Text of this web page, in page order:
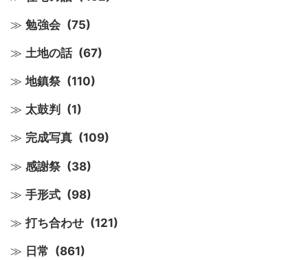
勉強会 (75)
土地の話 (67)
地鎮祭 (110)
太鼓判 (1)
完成写真 (109)
感謝祭 (38)
手形式 (98)
打ち合わせ (121)
日常 (861)